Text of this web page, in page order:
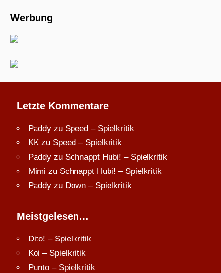
Werbung
Letzte Kommentare
Paddy zu Speed – Spielkritik
KK zu Speed – Spielkritik
Paddy zu Schnappt Hubi! – Spielkritik
Mimi zu Schnappt Hubi! – Spielkritik
Paddy zu Down – Spielkritik
Meistgelesen…
Dito! – Spielkritik
Koi – Spielkritik
Punto – Spielkritik